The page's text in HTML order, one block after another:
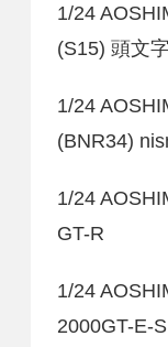
1/24
(S15) 頭文
1/24
(BNR34)
1/24
GT-R
1/24
2000GT-E-S